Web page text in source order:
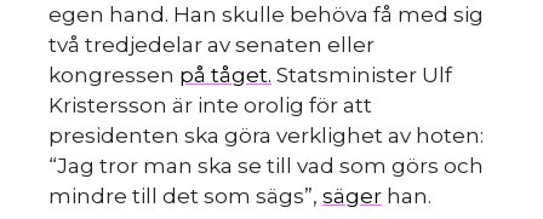
egen hand. Han skulle behöva få med sig
två tredjedelar av senaten eller
kongressen på tåget. Statsminister Ulf
Kristersson är inte orolig för att
presidenten ska göra verklighet av hoten:
“Jag tror man ska se till vad som görs och
mindre till det som sägs”, säger han.